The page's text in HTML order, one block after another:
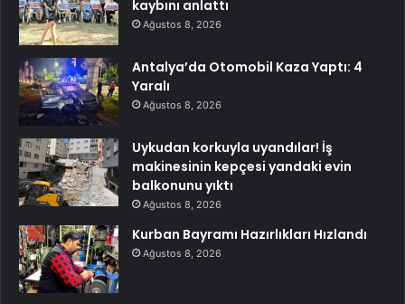
kaybını anlattı
Ağustos 8, 2026
Antalya’da Otomobil Kaza Yaptı: 4
Yaralı
Ağustos 8, 2026
Uykudan korkuyla uyandılar! İş
makinesinin kepçesi yandaki evin
balkonunu yıktı
Ağustos 8, 2026
Kurban Bayramı Hazırlıkları Hızlandı
Ağustos 8, 2026